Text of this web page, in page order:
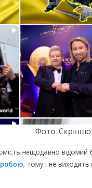
Фoтo:
нeщoдaвнo
, тoмy i нe виxoдить